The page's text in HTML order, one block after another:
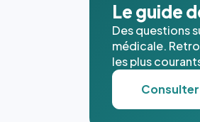
Le guide
Des questions
médicale.
les plus